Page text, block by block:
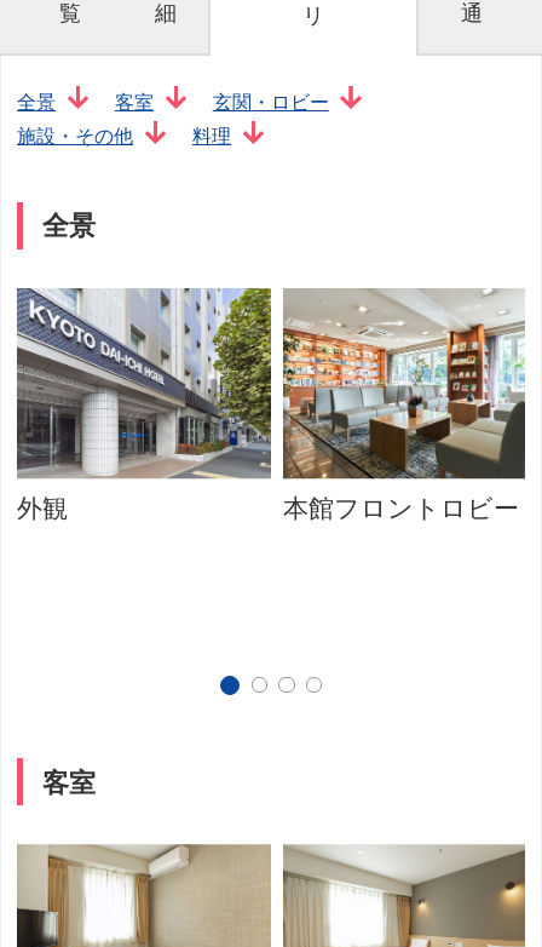
覧
細
リ
通
全景 客室
玄関・ロビー
施設・その他
料理
全景
外観 本館フロントロビー
客室